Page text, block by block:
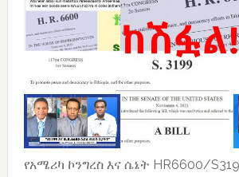
የአሜሪካ ኮንግረስ እና ሴኔት HR6600/